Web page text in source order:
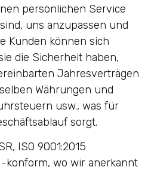
persönlichen Service
uns anzupassen und
Kunden können sich
die Sicherheit haben,
Jahresverträgen
Währungen und
usw., was für
sorgt.
ISO 9001:2015
konform, wo wir anerkannt